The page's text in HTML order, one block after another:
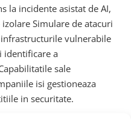
la incidente asistat de AI,
Simulare de atacuri
vulnerabile
identificare a
sale
isi gestioneaza
in securitate.